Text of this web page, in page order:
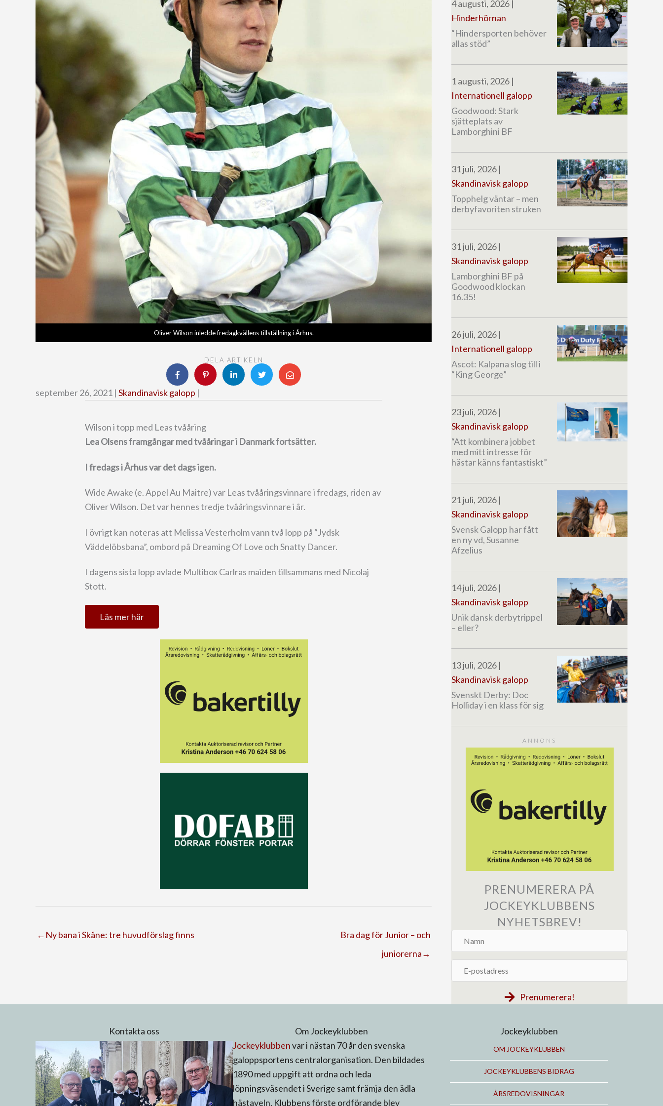
Oliver Wilson inledde fredagkvällens tillställning i Århus.
DELA ARTIKELN
september 26, 2021 | Skandinavisk galopp |
Wilson i topp med Leas tvååring
Lea Olsens framgångar med tvååringar i Danmark fortsätter.
I fredags i Århus var det dags igen.
Wide Awake (e. Appel Au Maitre) var Leas tvååringsvinnare i fredags, riden av
Oliver Wilson. Det var hennes tredje tvååringsvinnare i år.
I övrigt kan noteras att Melissa Vesterholm vann två lopp på “Jydsk
Väddelöbsbana”, ombord på Dreaming Of Love och Snatty Dancer.
I dagens sista lopp avlade Multibox Carlras maiden tillsammans med Nicolaj
Stott.
Läs mer här
←Ny bana i Skåne: tre huvudförslag finns
Bra dag för Junior – och
juniorerna→
4 augusti, 2026 |
Hinderhörnan
“Hindersporten behöver
allas stöd”
1 augusti, 2026 |
Internationell galopp
Goodwood: Stark
sjätteplats av
Lamborghini BF
31 juli, 2026 |
Skandinavisk galopp
Topphelg väntar – men
derbyfavoriten struken
31 juli, 2026 |
Skandinavisk galopp
Lamborghini BF på
Goodwood klockan
16.35!
26 juli, 2026 |
Internationell galopp
Ascot: Kalpana slog till i
“King George”
23 juli, 2026 |
Skandinavisk galopp
“Att kombinera jobbet
med mitt intresse för
hästar känns fantastiskt”
21 juli, 2026 |
Skandinavisk galopp
Svensk Galopp har fått
en ny vd, Susanne
Afzelius
14 juli, 2026 |
Skandinavisk galopp
Unik dansk derbytrippel
– eller?
13 juli, 2026 |
Skandinavisk galopp
Svenskt Derby: Doc
Holliday i en klass för sig
ANNONS
PRENUMERERA PÅ
JOCKEYKLUBBENS
NYHETSBREV!
Namn
postadress
Prenumerera!
Kontakta oss
Om Jockeyklubben
Jockeyklubbenvar i nästan 70 år den svenska
galoppsportens centralorganisation. Den bildades
1890 med uppgift att ordna och leda
löpningsväsendet i Sverige samt främja den ädla
hästaveln. Klubbens förste ordförande blev
Jockeyklubben
OM JOCKEYKLUBBEN
JOCKEYKLUBBENS BIDRAG
ÅRSREDOVISNINGAR